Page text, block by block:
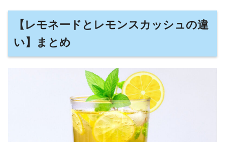
【レモネードとレモンスカッシュの違
い】まとめ